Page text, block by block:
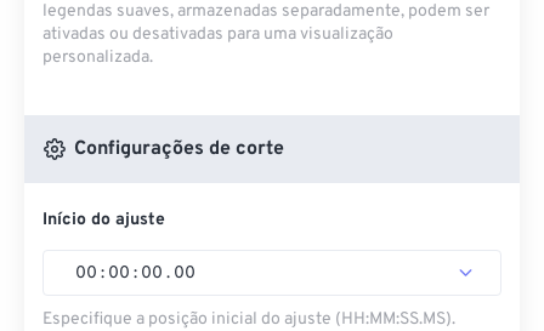
legendas suaves, armazenadas separadamente, podem ser
ativadas ou desativadas para uma visualização
personalizada.
Configurações de corte
Início do ajuste
00 : 00 : 00 . 00
Especifique a posição inicial do ajuste (HH:MM:SS.MS).